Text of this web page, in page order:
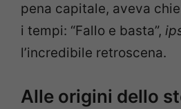
pena capitale, aveva
i tempi: “Fallo e basta”,
l’incredibile retroscena.
Alle origini dello